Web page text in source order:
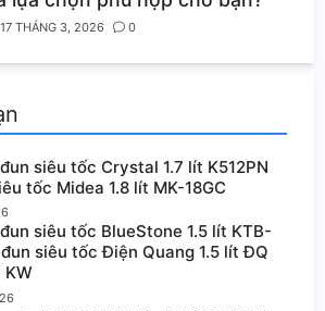
17 THÁNG 3, 2026 0
siêu tốc Crystal 1.7 lít K512PN
tốc Midea 1.8 lít MK-18GC
siêu tốc BlueStone 1.5 lít KTB-
siêu tốc Điện Quang 1.5 lít ĐQ
KW